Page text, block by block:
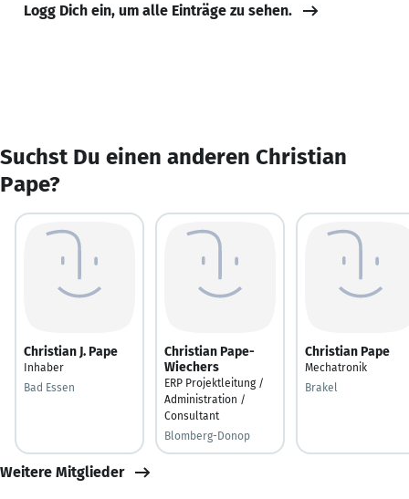
Logg Dich ein, um alle Einträge zu sehen.
Suchst Du einen anderen Christian
Pape?
Christian J. Pape
Inhaber
Bad Essen
Christian Pape-
Wiechers
ERP Projektleitung /
Administration /
Consultant
Blomberg-Donop
Christian Pape
Mechatronik
Brakel
Weitere Mitglieder